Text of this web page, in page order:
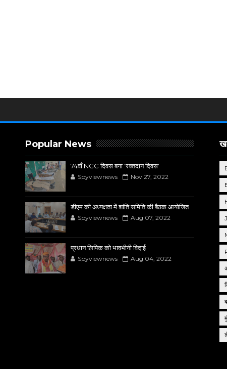
Popular News
74वाँ NCC दिवस बना 'रक्तदान दिवस'
Spyviewnews Nov 27, 2022
डीएम की अध्यक्षता में शांति समिति की बैठक आयोजित
Spyviewnews Aug 07, 2022
प्रधान लिपिक को भावभीनी विदाई
Spyviewnews Aug 04, 2022